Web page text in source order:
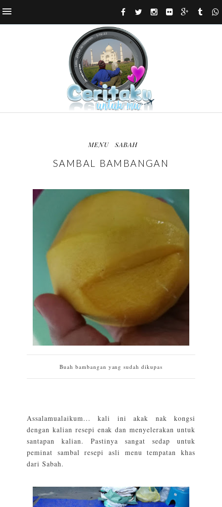
MENU SABAH
SAMBAL BAMBANGAN
Buah bambangan yang sudah dikupas
Assalamualaikum... kali ini akak nak kongsi
dengan kalian resepi enak dan menyelerakan untuk
santapan kalian. Pastinya sangat sedap untuk
peminat sambal resepi asli menu tempatan khas
dari Sabah.